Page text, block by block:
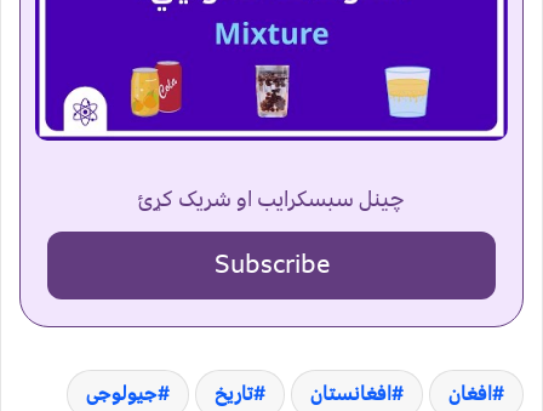
چینل سبسکرایب او شریک کړئ
Subscribe
افغان افغانستان تاریخ
جیولوجی